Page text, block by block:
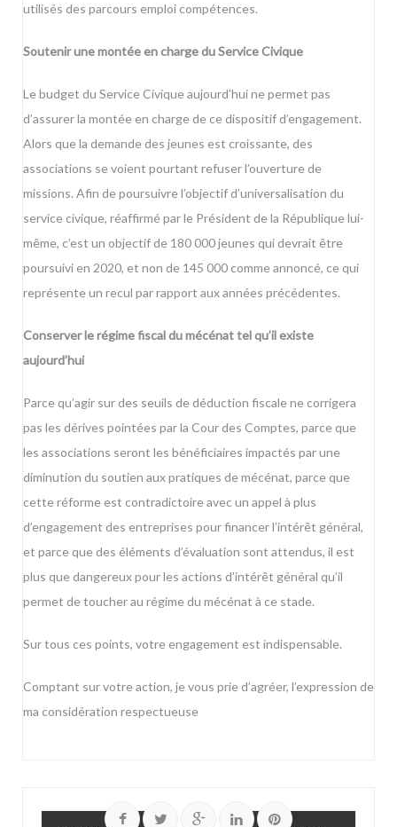
utilisés des parcours emploi compétences.
Soutenir une montée en charge du Service Civique
Le budget du Service Civique aujourd’hui ne permet pas
d’assurer la montée en charge de ce dispositif d’engagement.
Alors que la demande des jeunes est croissante, des
associations se voient pourtant refuser l’ouverture de
missions. Afin de poursuivre l’objectif d’universalisation du
service civique, réaffirmé par le Président de la République lui-
même, c’est un objectif de 180 000 jeunes qui devrait être
poursuivi en 2020, et non de 145 000 comme annoncé, ce qui
représente un recul par rapport aux années précédentes.
Conserver le régime fiscal du mécénat tel qu’il existe
aujourd’hui
Parce qu’agir sur des seuils de déduction fiscale ne corrigera
pas les dérives pointées par la Cour des Comptes, parce que
les associations seront les bénéficiaires impactés par une
diminution du soutien aux pratiques de mécénat, parce que
cette réforme est contradictoire avec un appel à plus
d’engagement des entreprises pour financer l’intérêt général,
et parce que des éléments d’évaluation sont attendus, il est
plus que dangereux pour les actions d’intérêt général qu’il
permet de toucher au régime du mécénat à ce stade.
Sur tous ces points, votre engagement est indispensable.
Comptant sur votre action, je vous prie d’agréer, l’expression de
ma considération respectueuse